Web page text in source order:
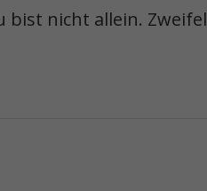
bist nicht allein. Zweifel